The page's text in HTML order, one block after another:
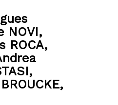
NOVI,
ROCA,
,
,